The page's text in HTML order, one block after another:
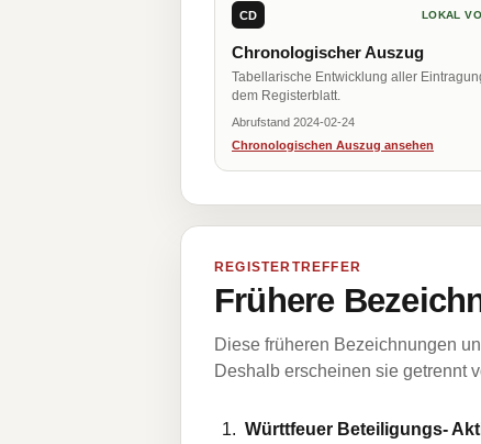
CD LOKAL
Chronologischer Auszug
Tabellarische Entwicklung aller
dem Registerblatt.
Abrufstand 2024-02-24
Chronologischen Auszug ansehen
REGISTERTREFFER
Frühere
Diese früheren Bezeichnungen
Deshalb erscheinen sie getrennt
Württfeuer Beteiligungs-